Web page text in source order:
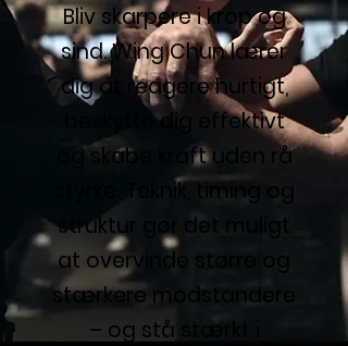
Bliv skarpere i krop og
sind. Wing Chun lærer
dig at reagere hurtigt,
beskytte dig effektivt
og skabe kraft uden rå
styrke. Teknik, timing og
struktur gør det muligt
at overvinde større og
stærkere modstandere
– og stå stærkt i